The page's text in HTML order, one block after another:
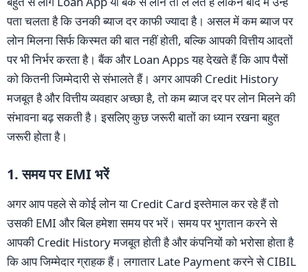
पता चलता है कि उनकी ब्याज दर काफी ज्यादा है। असल में कम ब्याज पर
लोन मिलना सिर्फ किस्मत की बात नहीं होती, बल्कि आपकी वित्तीय आदतों
पर भी निर्भर करता है। बैंक और Loan Apps यह देखते हैं कि आप पैसों
को कितनी जिम्मेदारी से संभालते हैं। अगर आपकी Credit History
मजबूत है और वित्तीय व्यवहार अच्छा है, तो कम ब्याज दर पर लोन मिलने की
संभावना बढ़ सकती है। इसलिए कुछ जरूरी बातों का ध्यान रखना बहुत
जरूरी होता है।
1. समय पर EMI भरें
अगर आप पहले से कोई लोन या Credit Card इस्तेमाल कर रहे हैं तो
उसकी EMI और बिल हमेशा समय पर भरें। समय पर भुगतान करने से
आपकी Credit History मजबूत होती है और कंपनियों को भरोसा होता है
कि आप जिम्मेदार ग्राहक हैं। लगातार Late Payment करने से CIBIL